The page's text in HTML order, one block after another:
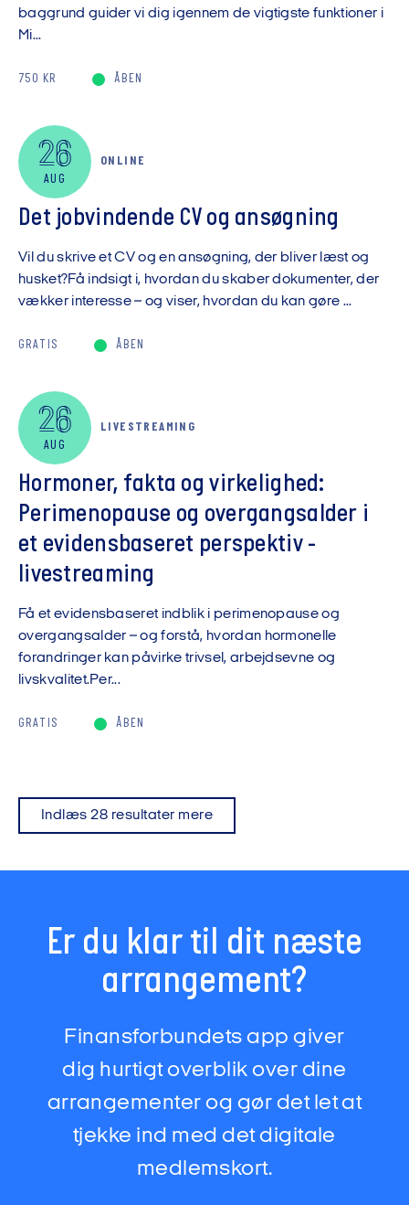
baggrund guider vi dig igennem de vigtigste funktioner i
Mi...
750 KR ÅBEN
26
AUG
ONLINE
Det jobvindende CV og ansøgning
Vil du skrive et CV og en ansøgning, der bliver læst og
husket?Få indsigt i, hvordan du skaber dokumenter, der
vækker interesse – og viser, hvordan du kan gøre ...
GRATIS ÅBEN
26
AUG
LIVESTREAMING
Hormoner, fakta og virkelighed:
Perimenopause og overgangsalder i
et evidensbaseret perspektiv -
livestreaming
Få et evidensbaseret indblik i perimenopause og
overgangsalder – og forstå, hvordan hormonelle
forandringer kan påvirke trivsel, arbejdsevne og
livskvalitet.Per...
GRATIS ÅBEN
Indlæs 28 resultater mere
Er du klar til dit næste
arrangement?
Finansforbundets app giver
dig hurtigt overblik over dine
arrangementer og gør det let at
tjekke ind med det digitale
medlemskort.